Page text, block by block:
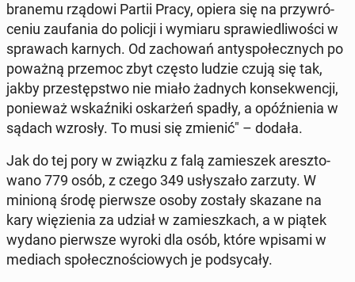
bra­ne­mu rządowi Partii Pracy, opiera się na przy­wró­
ce­niu za­ufa­nia do policji i wymiaru spra­wie­dli­wo­ści w
spra­wach karnych. Od za­cho­wań an­ty­spo­łecz­nych po
poważną przemoc zbyt często ludzie czują się tak,
jakby prze­stęp­stwo nie miało żadnych kon­se­kwen­cji,
po­nie­waż wskaź­ni­ki oskar­żeń spadły, a opóź­nie­nia w
sądach wzrosły. To musi się zmienić" – dodała.
Jak do tej pory w związku z falą za­mie­szek aresz­to­
wa­no 779 osób, z czego 349 usły­sza­ło zarzuty. W
minioną środę pierw­sze osoby zostały skazane na
kary wię­zie­nia za udział w za­miesz­kach, a w piątek
wydano pierw­sze wyroki dla osób, które wpisami w
mediach spo­łecz­no­ścio­wych je pod­sy­ca­ły.